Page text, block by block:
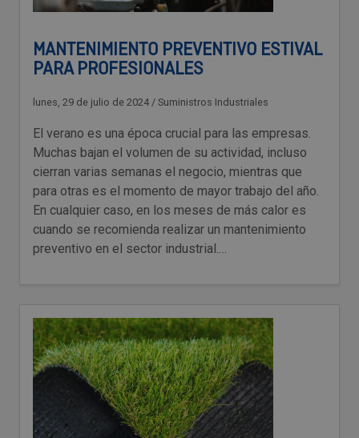
MANTENIMIENTO PREVENTIVO ESTIVAL
PARA PROFESIONALES
lunes, 29 de julio de 2024 / Suministros Industriales
El verano es una época crucial para las empresas.
Muchas bajan el volumen de su actividad, incluso
cierran varias semanas el negocio, mientras que
para otras es el momento de mayor trabajo del año.
En cualquier caso, en los meses de más calor es
cuando se recomienda realizar un mantenimiento
preventivo en el sector industrial.…